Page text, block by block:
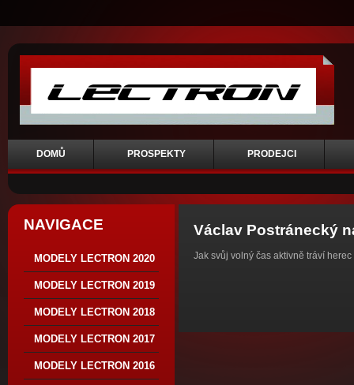
DOMŮ PROSPEKTY PRODEJCI
NAVIGACE
MODELY LECTRON 2020
MODELY LECTRON 2019
MODELY LECTRON 2018
MODELY LECTRON 2017
MODELY LECTRON 2016
Václav Postránecký
Jak svůj volný čas aktivně tráví